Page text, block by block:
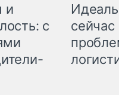
и
с
сейчас